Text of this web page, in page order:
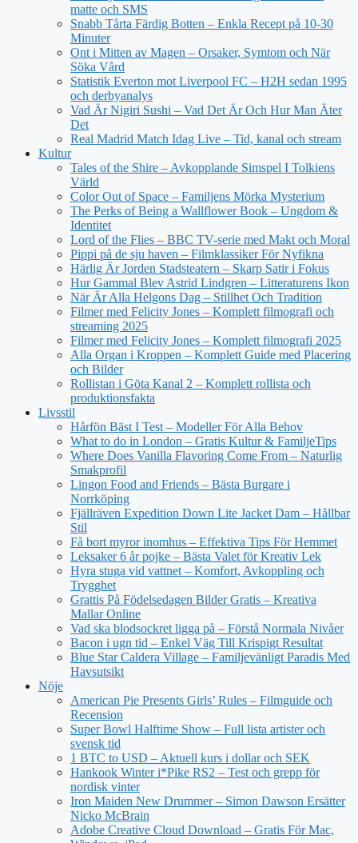
matte och SMS
Snabb Tårta Färdig Botten – Enkla Recept på 10-30
Minuter
Ont i Mitten av Magen – Orsaker, Symtom och När
Söka Vård
Statistik Everton mot Liverpool FC – H2H sedan 1995
och derbyanalys
Vad Är Nigiri Sushi – Vad Det Är Och Hur Man Äter
Det
Real Madrid Match Idag Live – Tid, kanal och stream
Kultur
Tales of the Shire – Avkopplande Simspel I Tolkiens
Värld
Color Out of Space – Familjens Mörka Mysterium
The Perks of Being a Wallflower Book – Ungdom &
Identitet
Lord of the Flies – BBC TV-serie med Makt och Moral
Pippi på de sju haven – Filmklassiker För Nyfikna
Härlig Är Jorden Stadsteatern – Skarp Satir i Fokus
Hur Gammal Blev Astrid Lindgren – Litteraturens Ikon
När Är Alla Helgons Dag – Stillhet Och Tradition
Filmer med Felicity Jones – Komplett filmografi och
streaming 2025
Filmer med Felicity Jones – Komplett filmografi 2025
Alla Organ i Kroppen – Komplett Guide med Placering
och Bilder
Rollistan i Göta Kanal 2 – Komplett rollista och
produktionsfakta
Livsstil
Hårfön Bäst I Test – Modeller För Alla Behov
What to do in London – Gratis Kultur & FamiljeTips
Where Does Vanilla Flavoring Come From – Naturlig
Smakprofil
Lingon Food and Friends – Bästa Burgare i
Norrköping
Fjällräven Expedition Down Lite Jacket Dam – Hållbar
Stil
Få bort myror inomhus – Effektiva Tips För Hemmet
Leksaker 6 år pojke – Bästa Valet för Kreativ Lek
Hyra stuga vid vattnet – Komfort, Avkoppling och
Trygghet
Grattis På Födelsedagen Bilder Gratis – Kreativa
Mallar Online
Vad ska blodsockret ligga på – Förstå Normala Nivåer
Bacon i ugn tid – Enkel Väg Till Krispigt Resultat
Blue Star Caldera Village – Familjevänligt Paradis Med
Havsutsikt
Nöje
American Pie Presents Girls’ Rules – Filmguide och
Recension
Super Bowl Halftime Show – Full lista artister och
svensk tid
1 BTC to USD – Aktuell kurs i dollar och SEK
Hankook Winter i*Pike RS2 – Test och grepp för
nordisk vinter
Iron Maiden New Drummer – Simon Dawson Ersätter
Nicko McBrain
Adobe Creative Cloud Download – Gratis För Mac,